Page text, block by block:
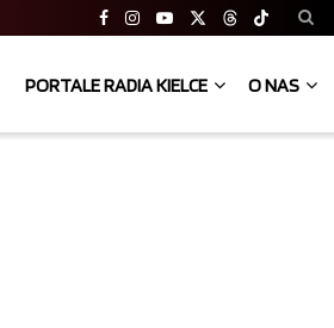
PORTALE RADIA KIELCE O NAS